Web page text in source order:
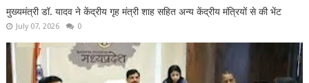
मुख्यमंत्री डॉ. यादव ने केंद्रीय गृह मंत्री शाह सहित अन्य केंद्रीय मंत्रियों से की भेंट
July 07, 2026 0